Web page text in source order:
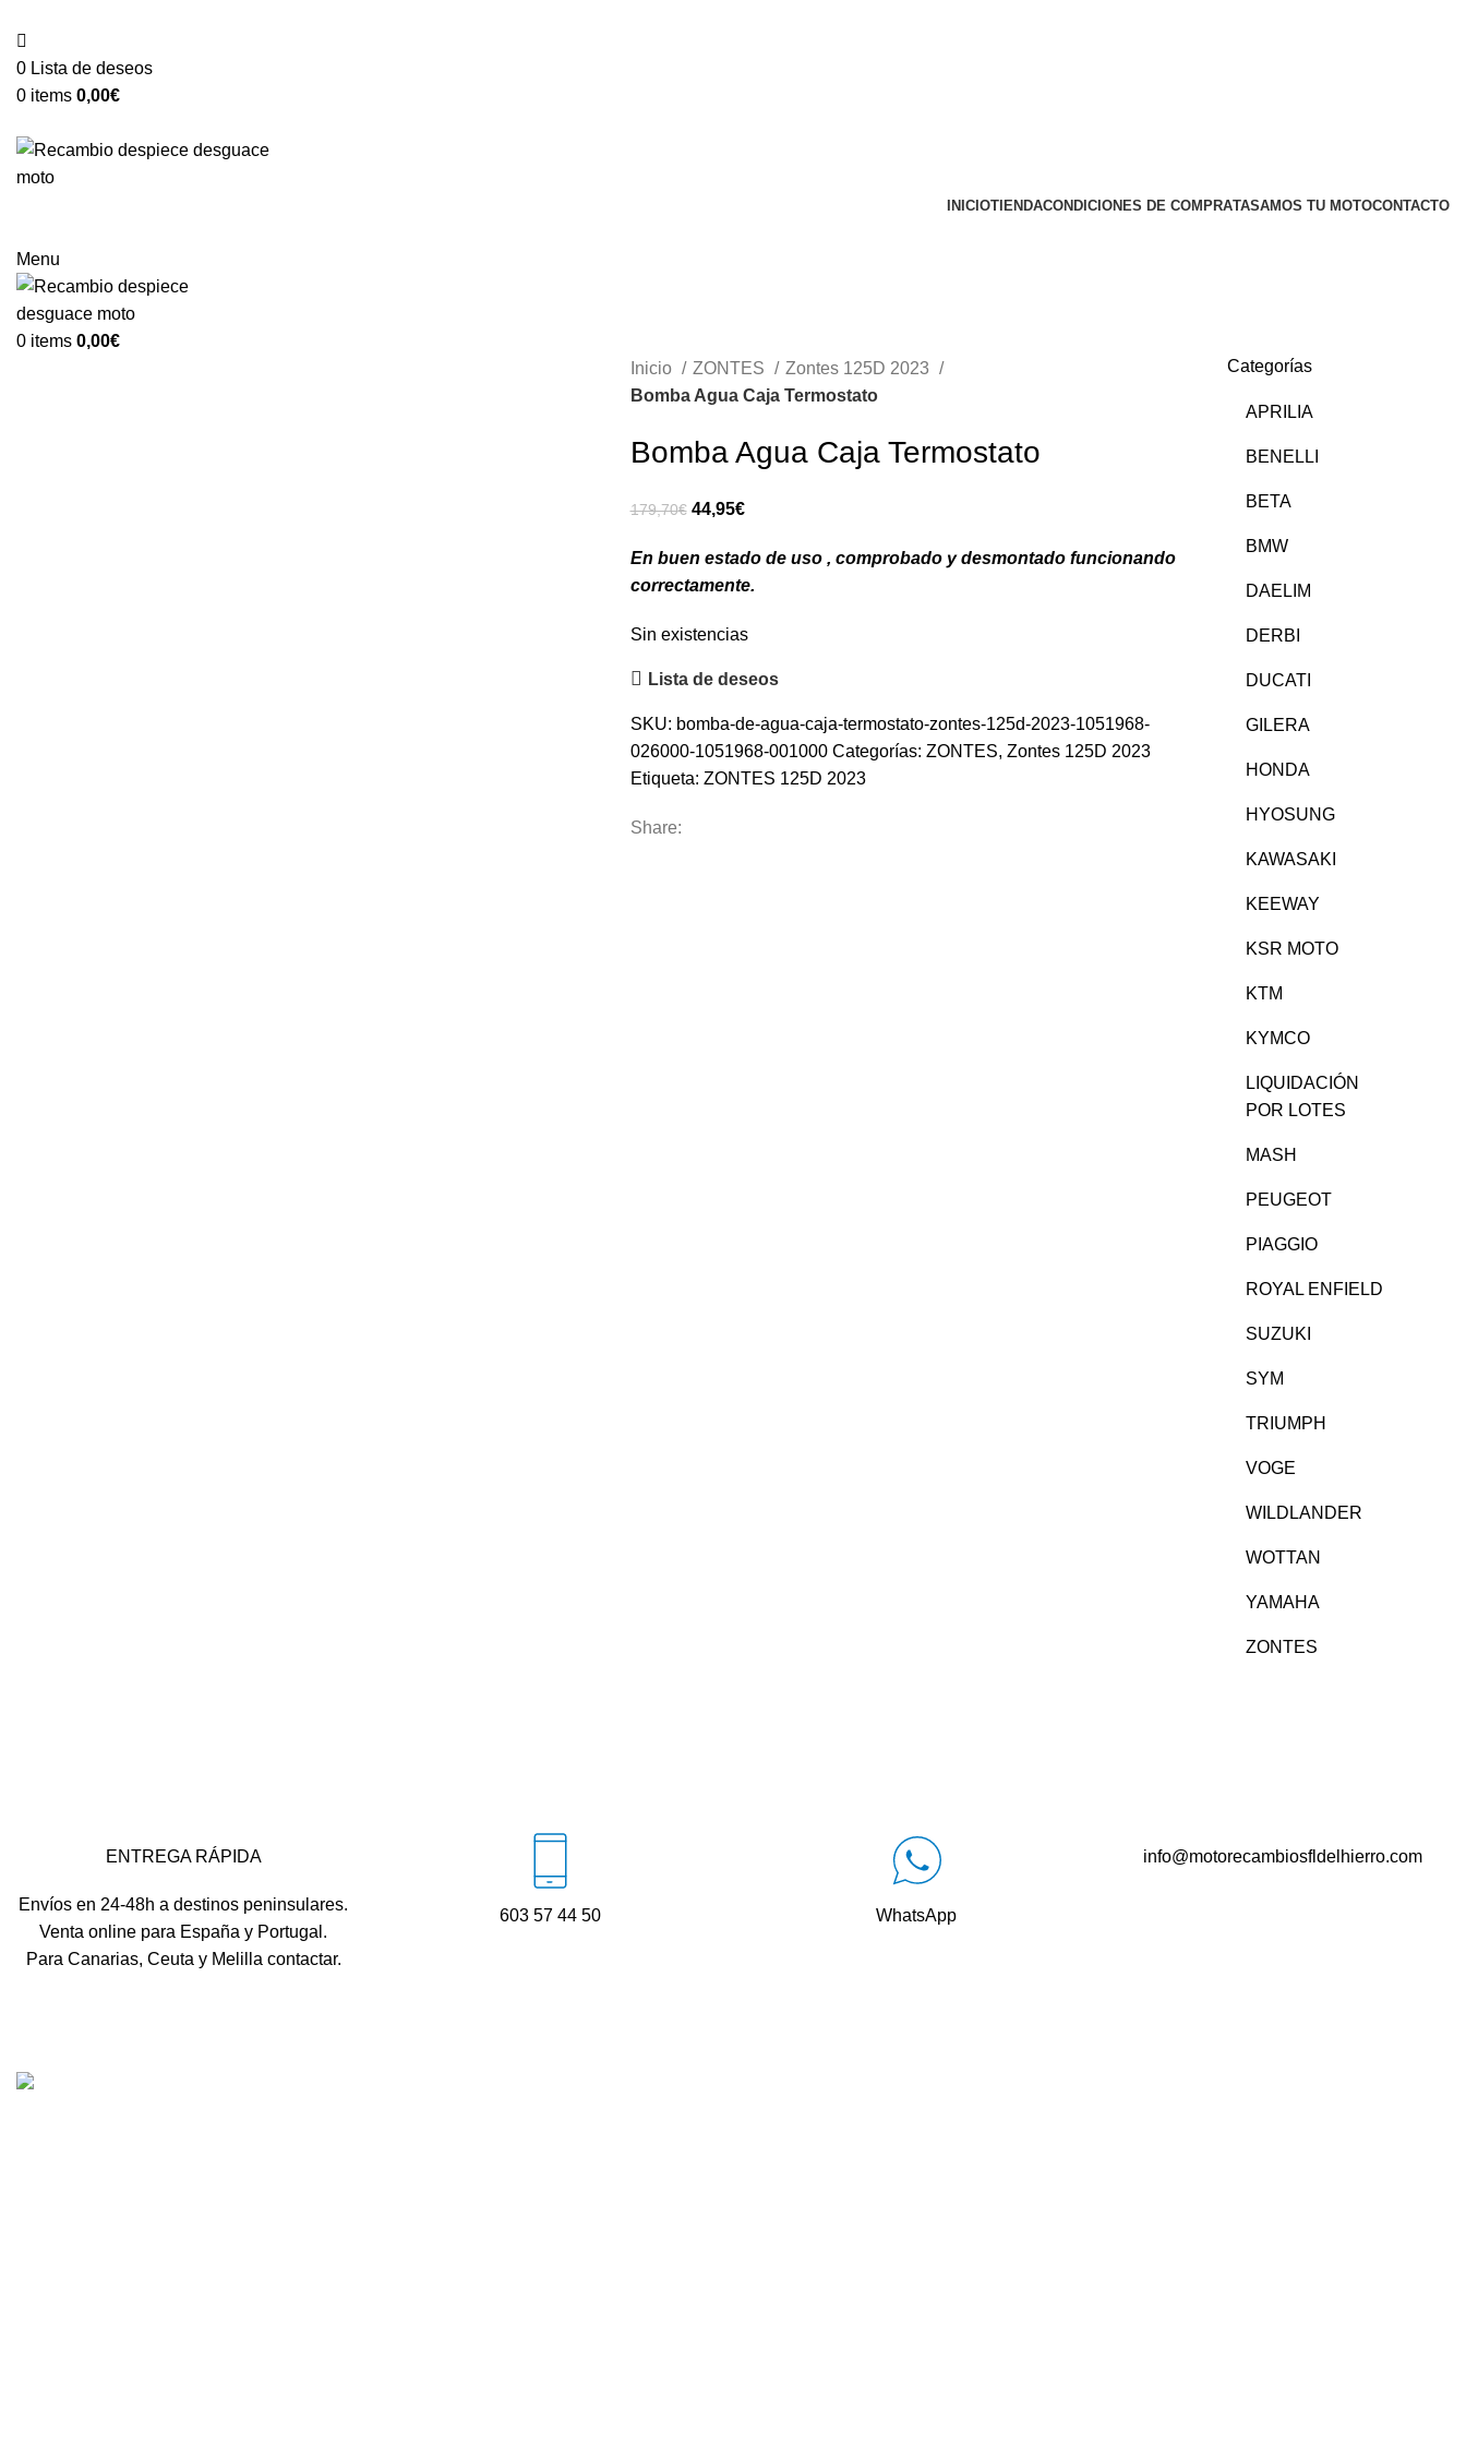
0 Lista de deseos
0 items 0,00€
INICIOTIENDACONDICIONES DE COMPRATASAMOS TU MOTOCONTACTO
Menu
0 items 0,00€
Inicio ZONTES
Zontes 125D 2023
Bomba Agua Caja Termostato
Bomba Agua Caja Termostato
179,70€ El
original
era:
44,95€El
actual
es:
En buen estado de uso , comprobado y desmontado funcionando
correctamente.
Sin existencias
Lista de deseos
SKU: bomba-de-agua-caja-termostato-zontes-125d-2023-1051968-
026000-1051968-001000 Categorías: ZONTES, Zontes 125D 2023
Etiqueta: ZONTES 125D 2023
Share:
Categorías
APRILIA
BENELLI
BETA
BMW
DAELIM
DERBI
DUCATI
GILERA
HONDA
HYOSUNG
KAWASAKI
KEEWAY
KSR MOTO
KTM
KYMCO
LIQUIDACIÓN
POR LOTES
MASH
PEUGEOT
PIAGGIO
ROYAL ENFIELD
SUZUKI
SYM
TRIUMPH
VOGE
WILDLANDER
WOTTAN
YAMAHA
ZONTES
ENTREGA RÁPIDA
Envíos en 24-48h a destinos peninsulares.
Venta online para España y Portugal.
Para Canarias, Ceuta y Melilla contactar.
603 57 44 50 WhatsApp
info@motorecambiosfldelhierro.com